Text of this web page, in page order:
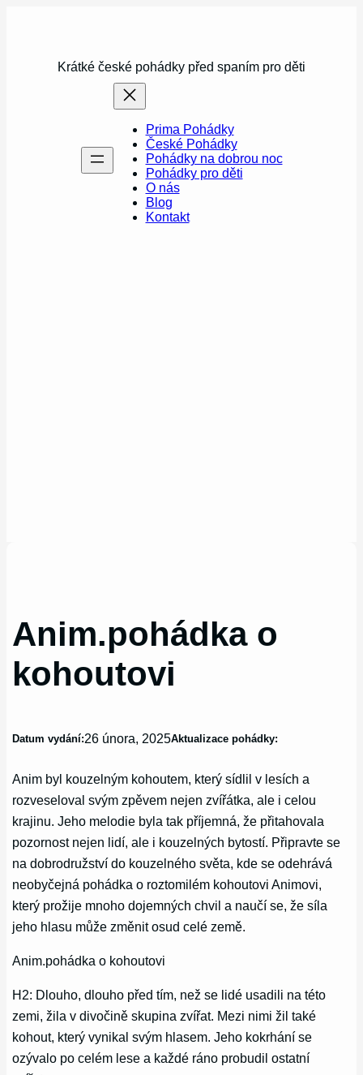
Krátké české pohádky před spaním pro děti
Prima Pohádky
České Pohádky
Pohádky na dobrou noc
Pohádky pro děti
O nás
Blog
Kontakt
Anim.pohádka o
kohoutovi
Datum vydání:26 února, 2025Aktualizace pohádky:
Anim byl kouzelným kohoutem, který sídlil v lesích a
rozveseloval svým zpěvem nejen zvířátka, ale i celou
krajinu. Jeho melodie byla tak příjemná, že přitahovala
pozornost nejen lidí, ale i kouzelných bytostí. Připravte se
na dobrodružství do kouzelného světa, kde se odehrává
neobyčejná pohádka o roztomilém kohoutovi Animovi,
který prožije mnoho dojemných chvil a naučí se, že síla
jeho hlasu může změnit osud celé země.
Anim.pohádka o kohoutovi
H2: Dlouho, dlouho před tím, než se lidé usadili na této
zemi, žila v divočině skupina zvířat. Mezi nimi žil také
kohout, který vynikal svým hlasem. Jeho kokrhání se
ozývalo po celém lese a každé ráno probudil ostatní